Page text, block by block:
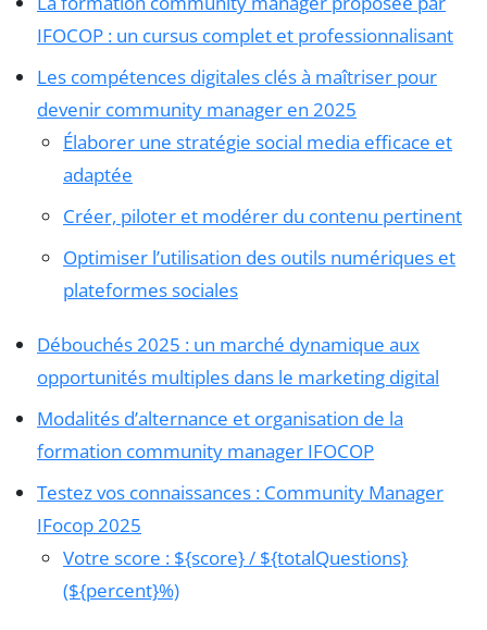
IFOCOP : un cursus complet et professionnalisant
Les compétences digitales clés à maîtriser pour
devenir community manager en 2025
Élaborer une stratégie social media efficace et
adaptée
Créer, piloter et modérer du contenu pertinent
Optimiser l’utilisation des outils numériques et
plateformes sociales
Débouchés 2025 : un marché dynamique aux
opportunités multiples dans le marketing digital
Modalités d’alternance et organisation de la
formation community manager IFOCOP
Testez vos connaissances : Community Manager
IFocop 2025
Votre score : ${score} / ${totalQuestions}
(${percent}%)